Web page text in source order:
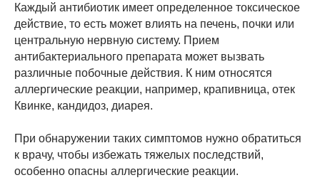
Каждый антибиотик имеет определенное токсическое
действие, то есть может влиять на печень, почки или
центральную нервную систему. Прием
антибактериального препарата может вызвать
различные побочные действия. К ним относятся
аллергические реакции, например, крапивница, отек
Квинке, кандидоз, диарея.
При обнаружении таких симптомов нужно обратиться
к врачу, чтобы избежать тяжелых последствий,
особенно опасны аллергические реакции.